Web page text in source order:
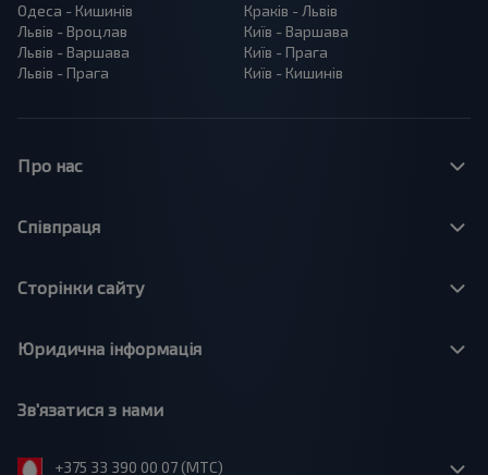
Одеса - Кишинів
Львів - Вроцлав
Львів - Варшава
Львів - Прага
Краків - Львів
Київ - Варшава
Київ - Прага
Київ - Кишинів
Про нас
Співпраця
Сторінки сайту
Юридична інформація
Зв'язатися з нами
+375 33 390 00 07 (МТС)